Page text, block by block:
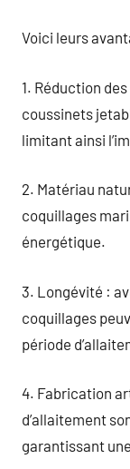
Voici leurs
1. Réduction
coussinets
limitant ainsi
2. Matériau
coquillages
énergétique.
3. Longévité :
coquillages
période
4. Fabrication
d’allaitement
garantissant